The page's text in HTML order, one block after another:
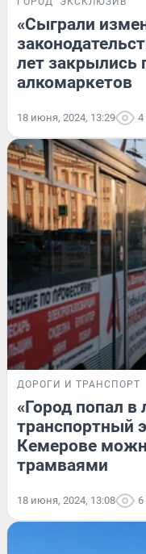
«Сыграли
лет закрылись
алкомаркетов
18 июня, 2024, 13:29 4
ДОРОГИ И ТРАНСПОРТ
«Город попал в
транспортный
Кемерове
трамваями
18 июня, 2024, 13:08 6